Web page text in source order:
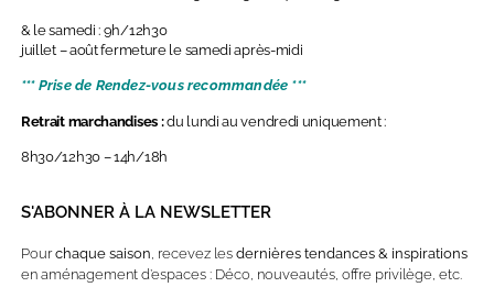
& le samedi : 9h/12h30
juillet – août fermeture le samedi après-midi
*** Prise de Rendez-vous recommandée ***
Retrait marchandises :du lundi au vendredi uniquement :
8h30/12h30 – 14h/18h
S'ABONNER À LA NEWSLETTER
Pourchaque saison, recevez les dernières tendances & inspirations
en aménagement d’espaces : Déco, nouveautés, offre privilège, etc.